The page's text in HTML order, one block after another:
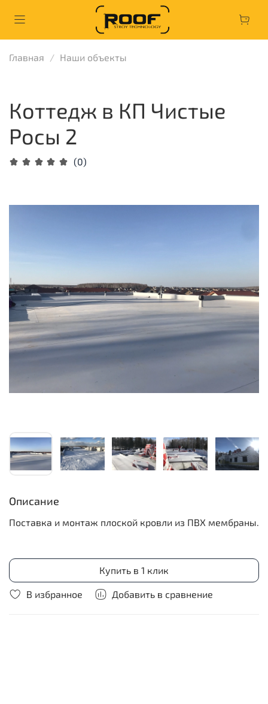
Главная Наши объекты
Коттедж в КП Чистые
Росы 2
(0)
В избранное Добавить в сравнение
Описание
Поставка и монтаж плоской кровли из ПВХ мембраны.
Купить в 1 клик